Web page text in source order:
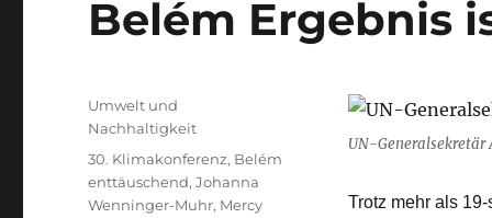
Belém Ergebnis
UN-Generalsekretär
Trotz mehr als
Kategorien
Umwelt und
Nachhaltigkeit
Schlagwörter
30. Klimakonferenz, Belém
enttäuschend,Johanna
Wenninger-Muhr, Mercy